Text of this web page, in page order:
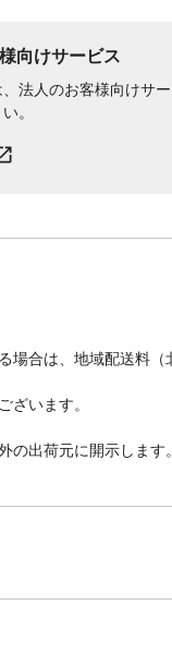
向けサービス
法人のお客様向けサ
。
合は、地域配送料
ざいます。
出荷元に開示しま